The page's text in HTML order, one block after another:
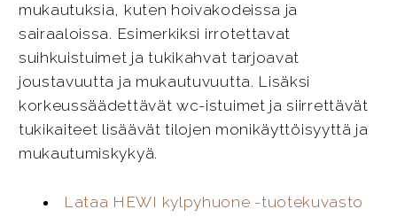
mukautuksia, kuten hoivakodeissa ja
sairaaloissa. Esimerkiksi irrotettavat
suihkuistuimet ja tukikahvat tarjoavat
joustavuutta ja mukautuvuutta. Lisäksi
korkeussäädettävät wc-istuimet ja siirrettävät
tukikaiteet lisäävät tilojen monikäyttöisyyttä ja
mukautumiskykyä.
Lataa HEWI kylpyhuone -tuotekuvasto